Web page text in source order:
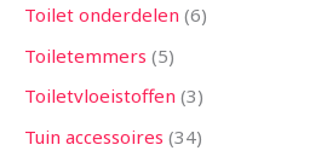
Toilet onderdelen 6
Toiletemmers 5
Toiletvloeistoffen 3
Tuin accessoires 34